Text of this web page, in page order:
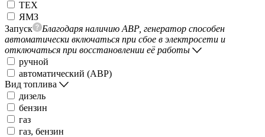
ТЕХ
ЯМЗ
Запуск
Благодаря наличию АВР, генератор способен
автоматически включаться при сбое в электросети и
отключаться при восстановлении её работы
ручной
автоматический (АВР)
Вид топлива
дизель
бензин
газ
газ, бензин